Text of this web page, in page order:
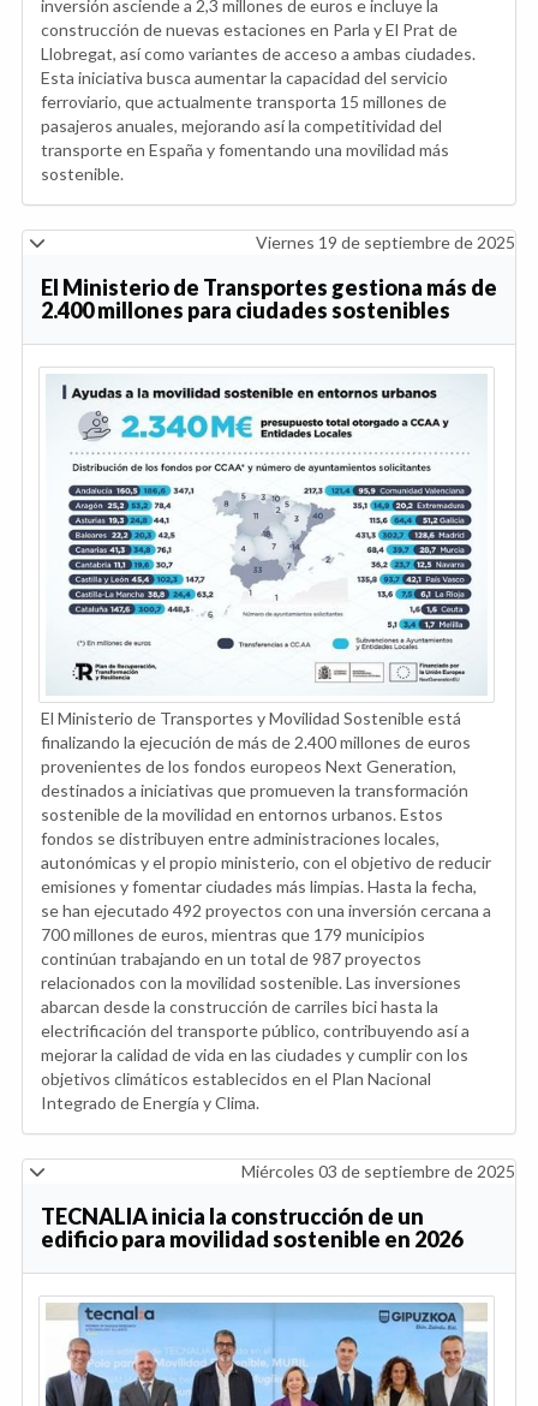
inversión asciende a 2,3 millones de euros e incluye la
construcción de nuevas estaciones en Parla y El Prat de
Llobregat, así como variantes de acceso a ambas ciudades.
Esta iniciativa busca aumentar la capacidad del servicio
ferroviario, que actualmente transporta 15 millones de
pasajeros anuales, mejorando así la competitividad del
transporte en España y fomentando una movilidad más
sostenible.
Viernes 19 de septiembre de 2025
El Ministerio de Transportes gestiona más de
2.400 millones para ciudades sostenibles
El Ministerio de Transportes y Movilidad Sostenible está
finalizando la ejecución de más de 2.400 millones de euros
provenientes de los fondos europeos Next Generation,
destinados a iniciativas que promueven la transformación
sostenible de la movilidad en entornos urbanos. Estos
fondos se distribuyen entre administraciones locales,
autonómicas y el propio ministerio, con el objetivo de reducir
emisiones y fomentar ciudades más limpias. Hasta la fecha,
se han ejecutado 492 proyectos con una inversión cercana a
700 millones de euros, mientras que 179 municipios
continúan trabajando en un total de 987 proyectos
relacionados con la movilidad sostenible. Las inversiones
abarcan desde la construcción de carriles bici hasta la
electrificación del transporte público, contribuyendo así a
mejorar la calidad de vida en las ciudades y cumplir con los
objetivos climáticos establecidos en el Plan Nacional
Integrado de Energía y Clima.
Miércoles 03 de septiembre de 2025
TECNALIA inicia la construcción de un
edificio para movilidad sostenible en 2026